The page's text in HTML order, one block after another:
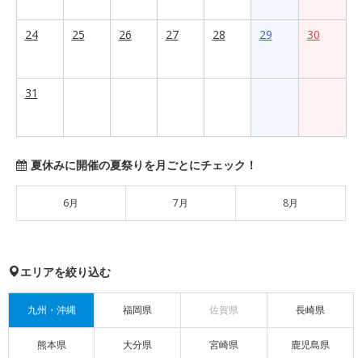
24 25 26 27 28 29 30
31
夏休みに開催の夏祭りを月ごとにチェック！
6月 7月 8月
エリアを絞り込む
九州・沖縄 福岡県 佐賀県 長崎県
熊本県 大分県 宮崎県 鹿児島県